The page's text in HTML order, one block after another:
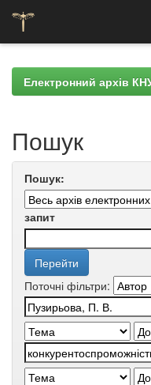
navigationЕлектронний архів
Пошук
Пошук:
запит
Поточні фільтри: